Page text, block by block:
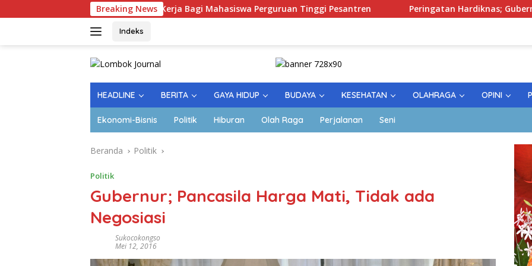
ke
Breaking News
Lapangan Kerja Bagi Mahasiswa Perguruan Tinggi Pesantren Peringatan Hardiknas; Gubernur Tekankan
Indeks
HEADLINE BERITA GAYA HIDUP BUDAYA KESEHATAN OLAHRAGA OPINI
Ekonomi-Bisnis Politik Hiburan Olah Raga Perjalanan Seni
Beranda Politik
Politik
Gubernur; Pancasila Harga Mati, Tidak ada
Negosiasi
Sukocokongso
Mei 12, 2016